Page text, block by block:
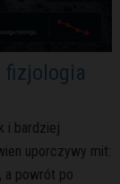
fizjologia
i bardziej
uporczywy mit:
a powrót po